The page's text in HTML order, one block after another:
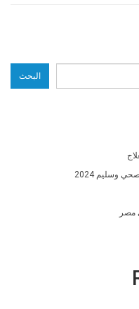
البحث
وسليم 2024
مصر